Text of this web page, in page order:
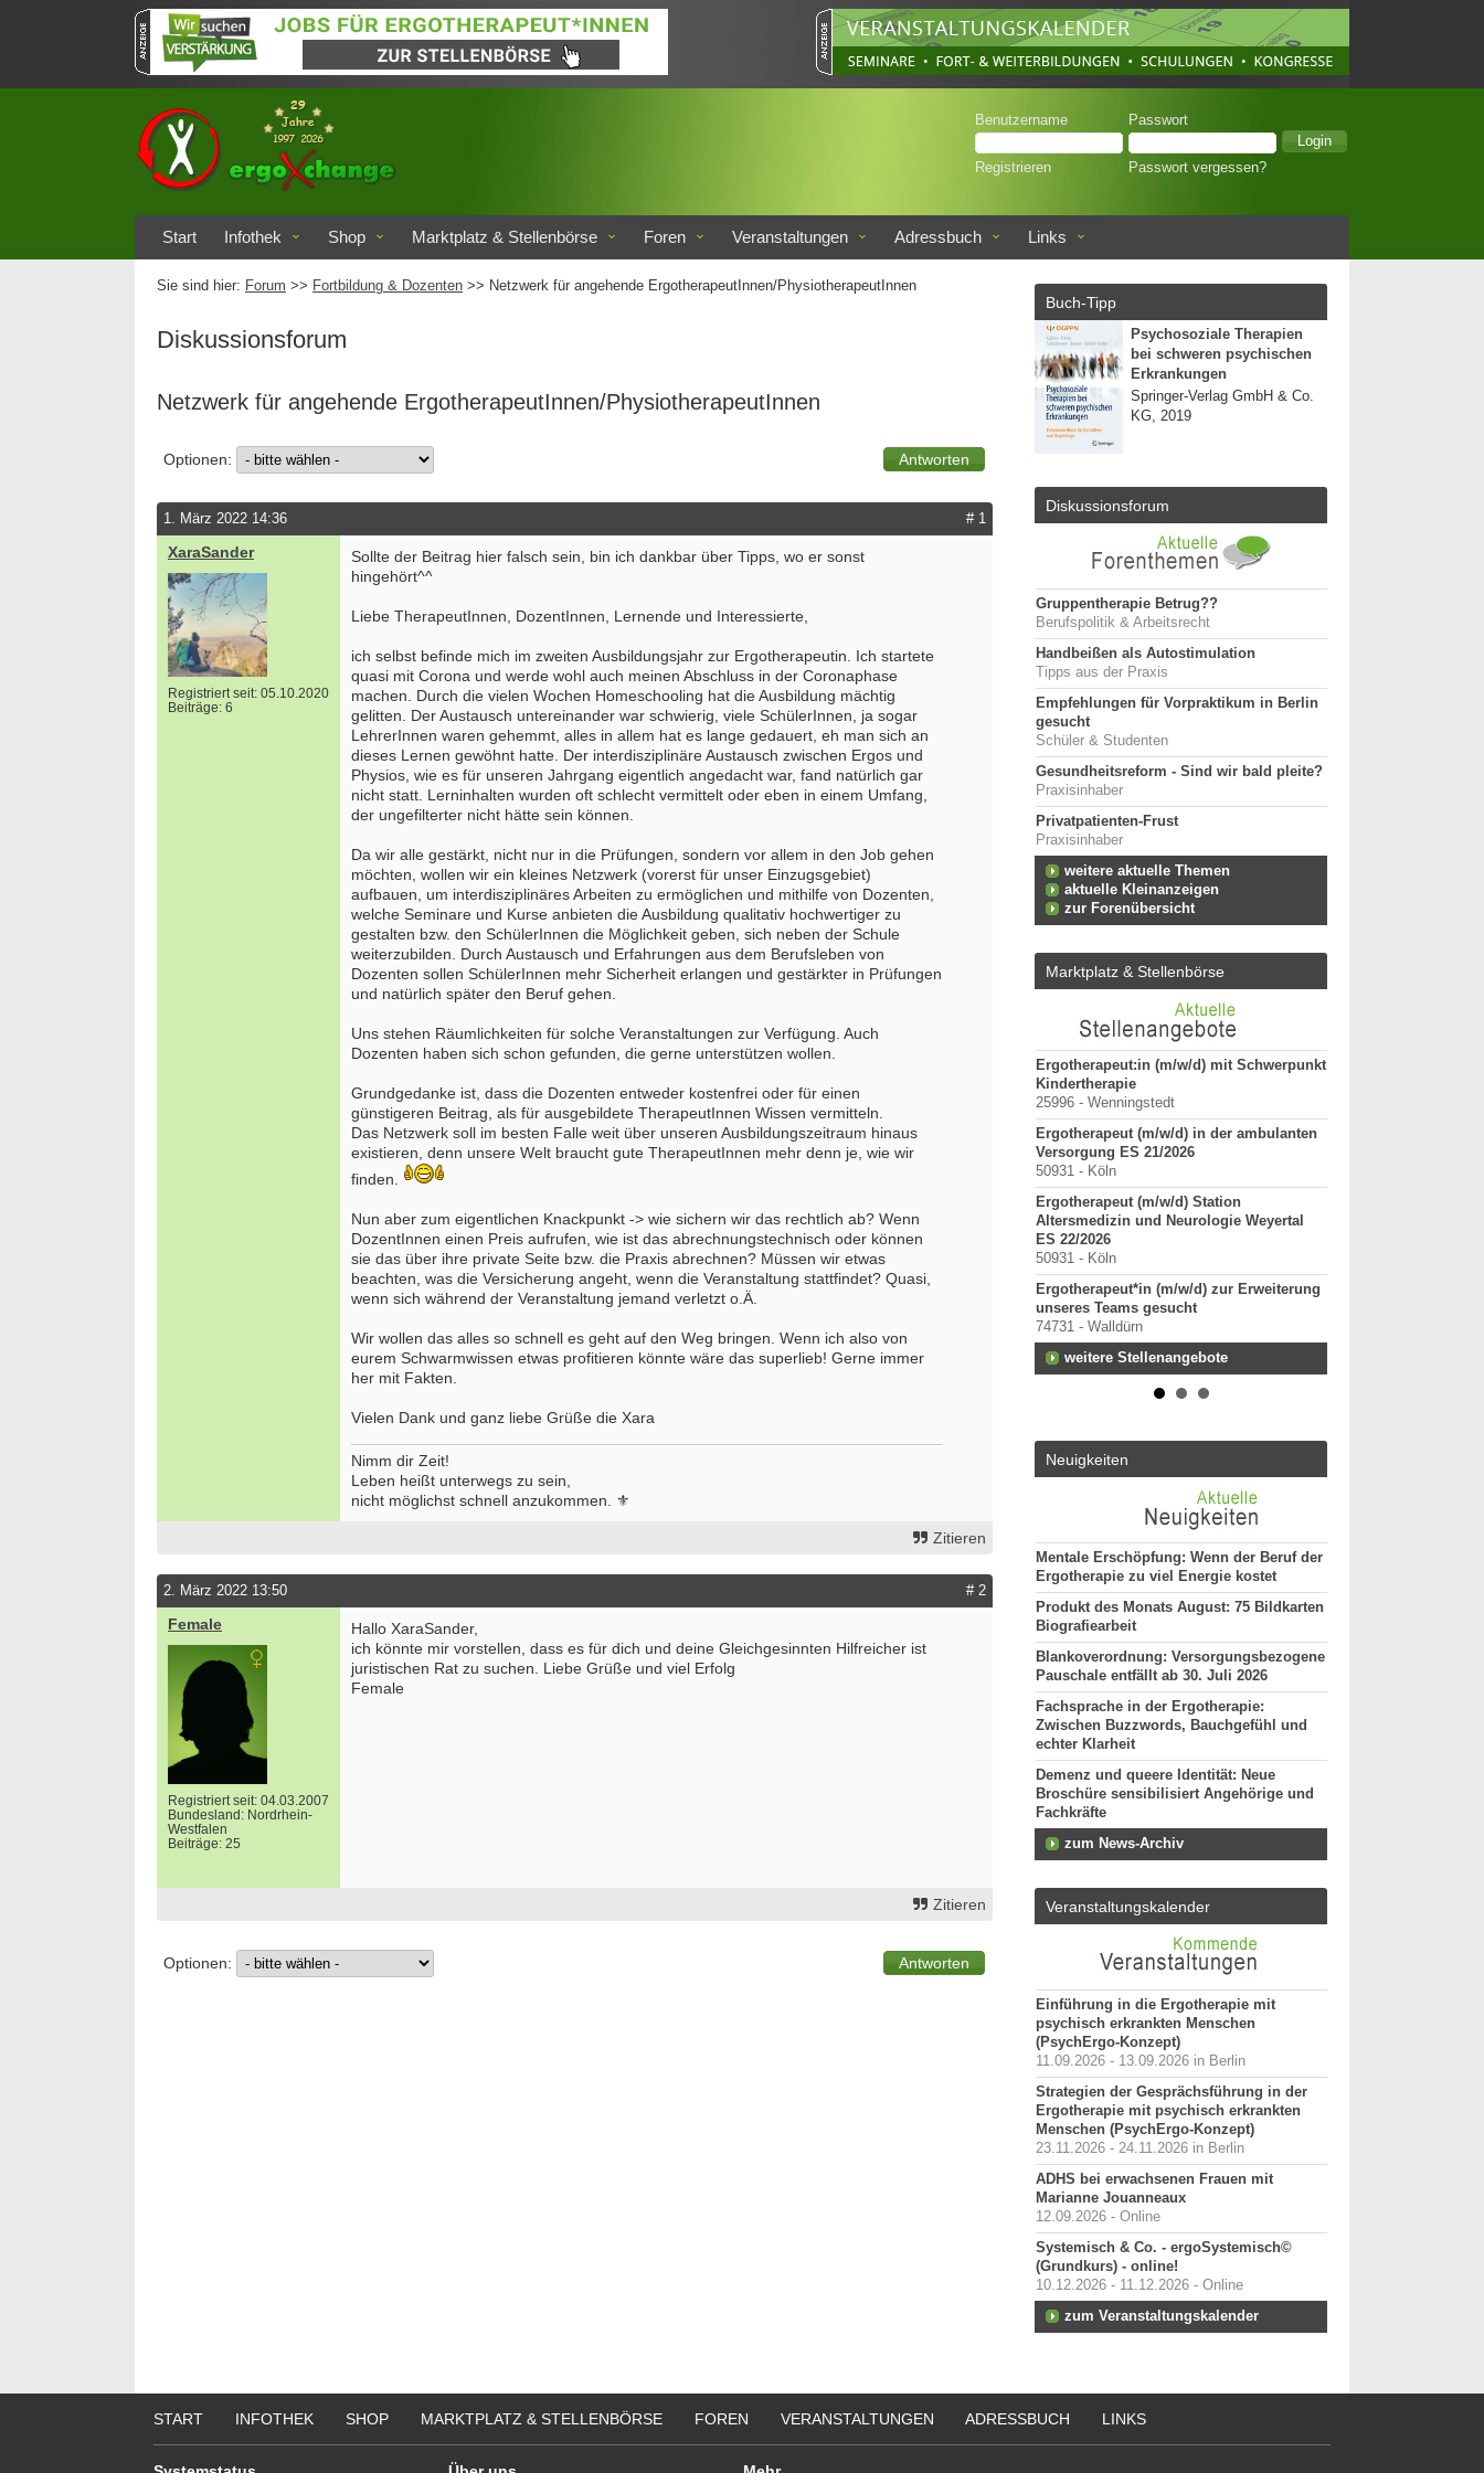
Benutzername Passwort
Registrieren Passwort vergessen?
Start Infothek Shop Marktplatz & Stellenbörse Foren Veranstaltungen Adressbuch Links
Sie sind hier: Forum >> Fortbildung & Dozenten >> Netzwerk für angehende ErgotherapeutInnen/PhysiotherapeutInnen
Diskussionsforum
Netzwerk für angehende ErgotherapeutInnen/PhysiotherapeutInnen
Optionen:
1. März 2022 14:36 # 1
XaraSander
Registriert seit: 05.10.2020
Beiträge: 6
Sollte der Beitrag hier falsch sein, bin ich dankbar über Tipps, wo er sonst
hingehört^^
Liebe TherapeutInnen, DozentInnen, Lernende und Interessierte,
ich selbst befinde mich im zweiten Ausbildungsjahr zur Ergotherapeutin. Ich startete
quasi mit Corona und werde wohl auch meinen Abschluss in der Coronaphase
machen. Durch die vielen Wochen Homeschooling hat die Ausbildung mächtig
gelitten. Der Austausch untereinander war schwierig, viele SchülerInnen, ja sogar
LehrerInnen waren gehemmt, alles in allem hat es lange gedauert, eh man sich an
dieses Lernen gewöhnt hatte. Der interdisziplinäre Austausch zwischen Ergos und
Physios, wie es für unseren Jahrgang eigentlich angedacht war, fand natürlich gar
nicht statt. Lerninhalten wurden oft schlecht vermittelt oder eben in einem Umfang,
der ungefilterter nicht hätte sein können.
Da wir alle gestärkt, nicht nur in die Prüfungen, sondern vor allem in den Job gehen
möchten, wollen wir ein kleines Netzwerk (vorerst für unser Einzugsgebiet)
aufbauen, um interdisziplinäres Arbeiten zu ermöglichen und mithilfe von Dozenten,
welche Seminare und Kurse anbieten die Ausbildung qualitativ hochwertiger zu
gestalten bzw. den SchülerInnen die Möglichkeit geben, sich neben der Schule
weiterzubilden. Durch Austausch und Erfahrungen aus dem Berufsleben von
Dozenten sollen SchülerInnen mehr Sicherheit erlangen und gestärkter in Prüfungen
und natürlich später den Beruf gehen.
Uns stehen Räumlichkeiten für solche Veranstaltungen zur Verfügung. Auch
Dozenten haben sich schon gefunden, die gerne unterstützen wollen.
Grundgedanke ist, dass die Dozenten entweder kostenfrei oder für einen
günstigeren Beitrag, als für ausgebildete TherapeutInnen Wissen vermitteln.
Das Netzwerk soll im besten Falle weit über unseren Ausbildungszeitraum hinaus
existieren, denn unsere Welt braucht gute TherapeutInnen mehr denn je, wie wir
finden.
Nun aber zum eigentlichen Knackpunkt -> wie sichern wir das rechtlich ab? Wenn
DozentInnen einen Preis aufrufen, wie ist das abrechnungstechnisch oder können
sie das über ihre private Seite bzw. die Praxis abrechnen? Müssen wir etwas
beachten, was die Versicherung angeht, wenn die Veranstaltung stattfindet? Quasi,
wenn sich während der Veranstaltung jemand verletzt o.Ä.
Wir wollen das alles so schnell es geht auf den Weg bringen. Wenn ich also von
eurem Schwarmwissen etwas profitieren könnte wäre das superlieb! Gerne immer
her mit Fakten.
Vielen Dank und ganz liebe Grüße die Xara
Nimm dir Zeit!
Leben heißt unterwegs zu sein,
nicht möglichst schnell anzukommen. ⚜️
Zitieren
2. März 2022 13:50 # 2
Female
Registriert seit: 04.03.2007
Bundesland: Nordrhein-
Westfalen
Beiträge: 25
Hallo XaraSander,
ich könnte mir vorstellen, dass es für dich und deine Gleichgesinnten Hilfreicher ist
juristischen Rat zu suchen. Liebe Grüße und viel Erfolg
Female
Zitieren
Optionen:
Buch-Tipp
Psychosoziale Therapien
bei schweren psychischen
Erkrankungen
Springer-Verlag GmbH & Co.
KG, 2019
Diskussionsforum
Gruppentherapie Betrug??
Berufspolitik & Arbeitsrecht
Handbeißen als Autostimulation
Tipps aus der Praxis
Empfehlungen für Vorpraktikum in Berlin
gesucht
Schüler & Studenten
Gesundheitsreform - Sind wir bald pleite?
Praxisinhaber
Privatpatienten-Frust
Praxisinhaber
weitere aktuelle Themen
aktuelle Kleinanzeigen
zur Forenübersicht
Marktplatz & Stellenbörse
September 2026
Berlin/ Mitte
weitere Praktikumsgesuche
Ergotherapeut:in (m/w/d) mit Schwerpunkt
Kindertherapie
25996 - Wenningstedt
Ergotherapeut (m/w/d) in der ambulanten
Versorgung ES 21/2026
50931 - Köln
Ergotherapeut (m/w/d) Station
Altersmedizin und Neurologie Weyertal
ES 22/2026
50931 - Köln
Ergotherapeut*in (m/w/d) zur Erweiterung
unseres Teams gesucht
74731 - Walldürn
weitere Stellenangebote
Neuigkeiten
Mentale Erschöpfung: Wenn der Beruf der
Ergotherapie zu viel Energie kostet
Produkt des Monats August: 75 Bildkarten
Biografiearbeit
Blankoverordnung: Versorgungsbezogene
Pauschale entfällt ab 30. Juli 2026
Fachsprache in der Ergotherapie:
Zwischen Buzzwords, Bauchgefühl und
echter Klarheit
Demenz und queere Identität: Neue
Broschüre sensibilisiert Angehörige und
Fachkräfte
zum News-Archiv
Veranstaltungskalender
Einführung in die Ergotherapie mit
psychisch erkrankten Menschen
(PsychErgo-Konzept)
11.09.2026 - 13.09.2026 in Berlin
Strategien der Gesprächsführung in der
Ergotherapie mit psychisch erkrankten
Menschen (PsychErgo-Konzept)
23.11.2026 - 24.11.2026 in Berlin
ADHS bei erwachsenen Frauen mit
Marianne Jouanneaux
12.09.2026 - Online
Systemisch & Co. - ergoSystemisch©
(Grundkurs) - online!
10.12.2026 - 11.12.2026 - Online
zum Veranstaltungskalender
START INFOTHEK SHOP MARKTPLATZ & STELLENBÖRSE FOREN VERANSTALTUNGEN ADRESSBUCH LINKS